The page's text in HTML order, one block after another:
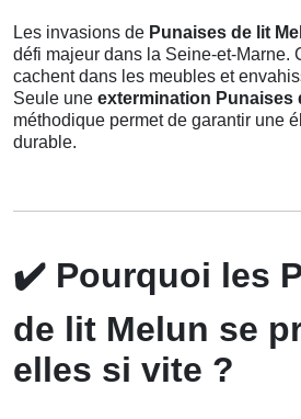
Les invasions de Punaises de lit
défi majeur dans la Seine-et-Marne.
cachent dans les meubles et
Seule une extermination Punaises
méthodique permet de garantir une
durable.
✔️ Pourquoi les
de lit Melun se
elles si vite ?